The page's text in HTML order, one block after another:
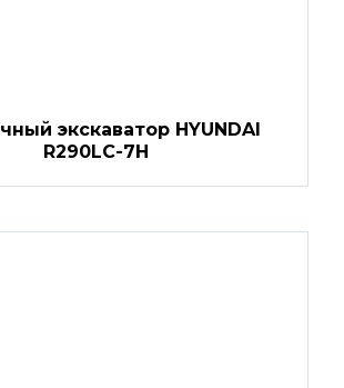
экскаватор HYUNDAI
R290LC-7H